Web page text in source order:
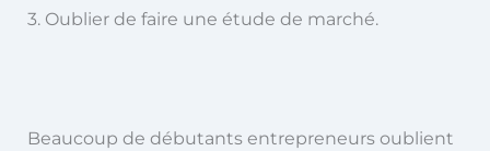
3. Oublier de faire une étude de marché.
Beaucoup de débutants entrepreneurs oublient